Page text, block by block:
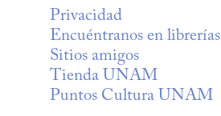
Privacidad
Encuéntranos en librerías
Sitios amigos
Tienda UNAM
Puntos Cultura UNAM